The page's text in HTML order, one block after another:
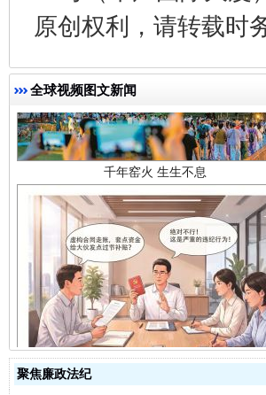
原创权利，请转载时
全球视频图文新闻
千年窑火 生生不息
揭开“小金库”的免责幌子
聚焦廉政法纪